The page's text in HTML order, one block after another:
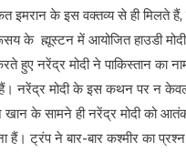
इमरान के इस वक्तव्य से ही मिलते हैं,
के ह्मूस्टन में आयोजित हाउडी
नरेंद्र मोदी ने पाकिस्तान का
नरेंद्र मोदी के इस कथन पर न केवल
खान के सामने ही नरेंद्र मोदी को
हैं। ट्रंप ने बार-बार कश्मीर का